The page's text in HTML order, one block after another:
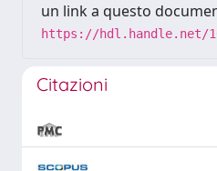
un link a questo
https://hdl.handle.net/
Citazioni